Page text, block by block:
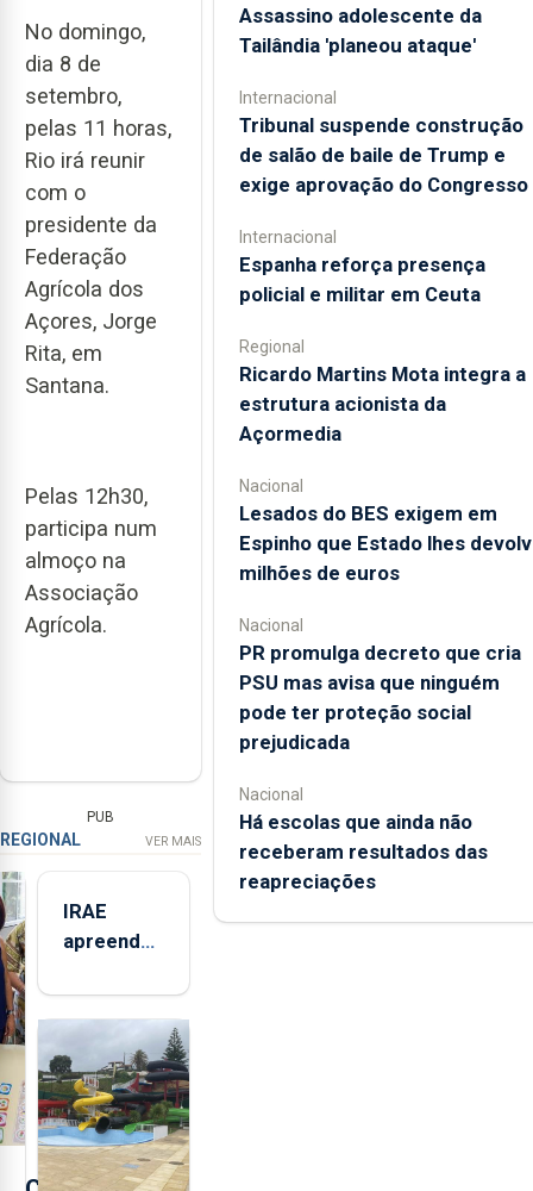
No domingo,
dia 8 de
setembro,
pelas 11 horas,
Rio irá reunir
com o
presidente da
Federação
Agrícola dos
Açores, Jorge
Rita, em
Santana.
Pelas 12h30,
participa num
almoço na
Associação
Agrícola.
PUB
REGIONAL VER MAIS
IRAE
apreendeu
toneladas
de
alimentos
entre
2021 e
2025 nos
Açores
Assassino adolescente da
Tailândia 'planeou ataque'
Internacional
Tribunal suspende construção
de salão de baile de Trump e
exige aprovação do Congresso
Internacional
Espanha reforça presença
policial e militar em Ceuta
Regional
Ricardo Martins Mota integra a
estrutura acionista da
Açormedia
Nacional
Lesados do BES exigem em
Espinho que Estado lhes
milhões de euros
Nacional
PR promulga decreto que cria
PSU mas avisa que ninguém
pode ter proteção social
prejudicada
Nacional
Há escolas que ainda não
receberam resultados das
reapreciações